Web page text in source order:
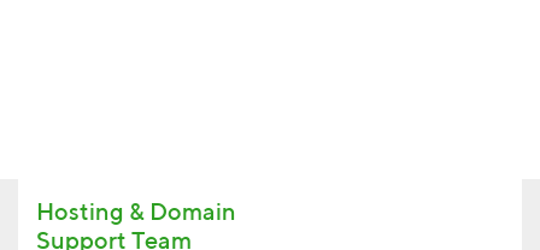
Hosting & Domain
Support Team